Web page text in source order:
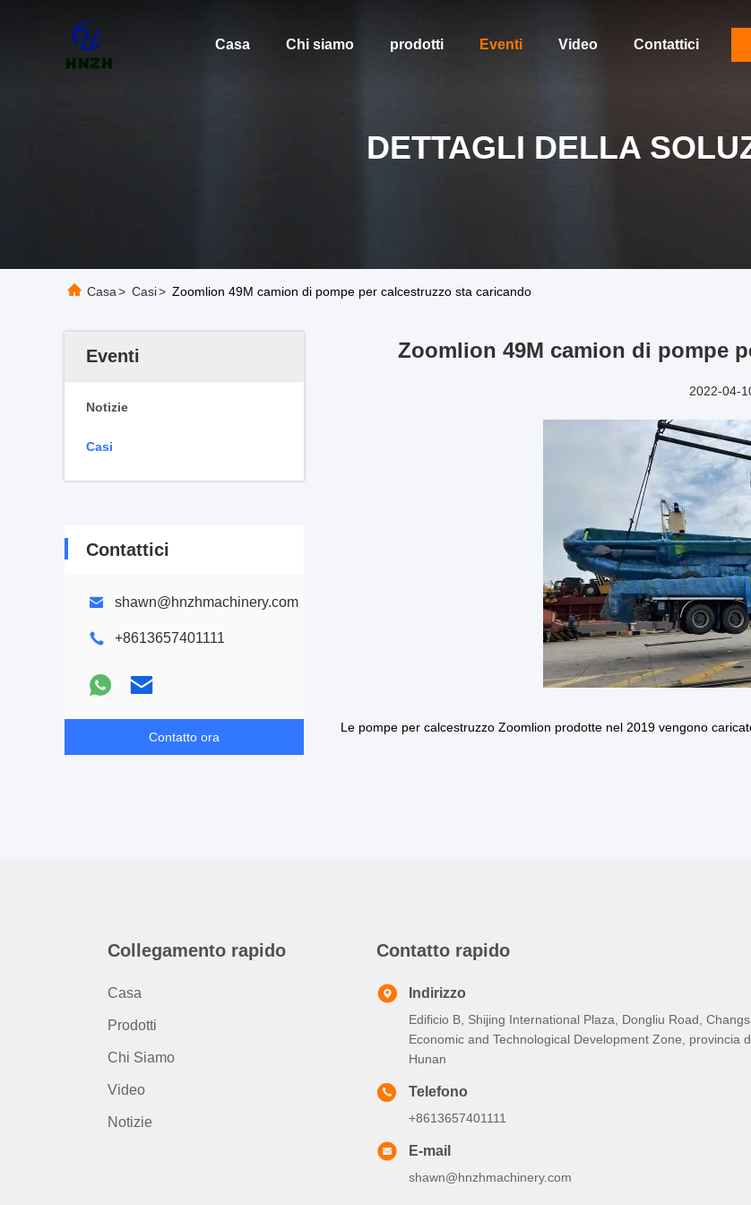
Casa Chi siamo prodotti Eventi Video Contattici
DETTAGLI DELLA
Casa> Casi> Zoomlion 49M camion di pompe per calcestruzzo sta caricando
Eventi
Notizie
Casi
Contattici
shawn@hnzhmachinery.com
+8613657401111
Contatto ora
Zoomlion 49M camion di pompe
2022-04-
Le pompe per calcestruzzo Zoomlion prodotte nel 2019 vengono
Collegamento rapido
Casa
Prodotti
Chi Siamo
Video
Notizie
Contatto rapido
Indirizzo
Edificio B, Shijing International Plaza, Dongliu Road,
Economic and Technological Development Zone, provincia
Hunan
Telefono
+8613657401111
E-mail
shawn@hnzhmachinery.com